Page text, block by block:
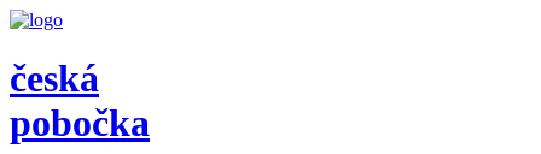
česká
pobočka